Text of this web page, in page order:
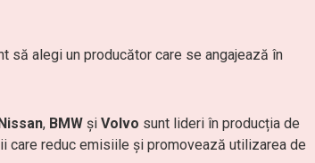
să alegi un producător care se angajează în
, BMW și Volvo sunt lideri în producția de
care reduc emisiile și promovează utilizarea de